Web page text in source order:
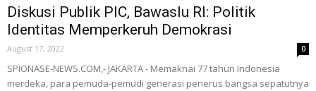
Diskusi Publik PIC, Bawaslu RI: Politik
Identitas Memperkeruh Demokrasi
August 17, 2022 0
SPIONASE-NEWS.COM,- JAKARTA - Memaknai 77 tahun Indonesia
merdeka, para pemuda-pemudi generasi penerus bangsa sepatutnya